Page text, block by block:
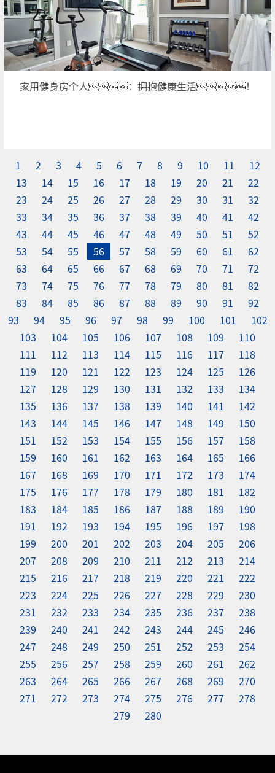
家用健身房个人：拥抱健康生活！
1 2 3 4 5 6 7 8 9 10 11
12
13
14 15 16 17 18 19 20 21
22
23
24 25 26 27 28 29 30 31
32
33
34 35 36 37 38 39 40 41
42
43
44 45 46 47 48 49 50 51
52
53
54 55 56 57 58 59 60 61
62
63
64 65 66 67 68 69 70 71
72
73
74 75 76 77 78 79 80 81
82
83
84 85 86 87 88 89 90 91
92
93
94 95 96 97 98 99 100 101
102
103
104 105 106 107 108 109
110
111
112 113 114 115 116 117
118
119
120 121 122 123 124 125
126
127
128 129 130 131 132 133
134
135
136 137 138 139 140 141
142
143
144 145 146 147 148 149
150
151
152 153 154 155 156 157
158
159
160 161 162 163 164 165
166
167
168 169 170 171 172 173
174
175
176 177 178 179 180 181
182
183
184 185 186 187 188 189
190
191
192 193 194 195 196 197
198
199
200 201 202 203 204 205
206
207
208 209 210 211 212 213
214
215
216 217 218 219 220 221
222
223
224 225 226 227 228 229
230
231
232 233 234 235 236 237
238
239
240 241 242 243 244 245
246
247
248 249 250 251 252 253
254
255
256 257 258 259 260 261
262
263
264 265 266 267 268 269
270
271
272 273 274 275 276 277
278
279
280